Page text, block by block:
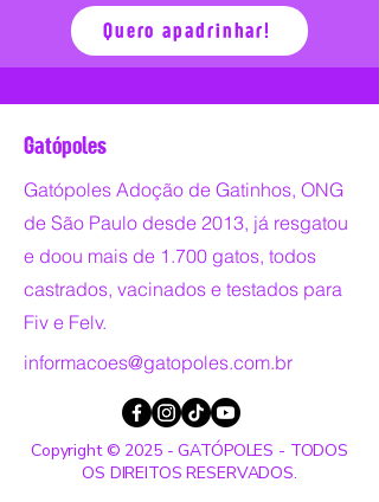
Quero apadrinhar!
Gatópoles
Gatópoles Adoção de Gatinhos, ONG
de São Paulo desde 2013, já resgatou
e doou mais de 1.700 gatos, todos
castrados, vacinados e testados para
Fiv e Felv.
informacoes@gatopoles.com.br
Copyright © 2025 - GATÓPOLES - TODOS
OS DIREITOS RESERVADOS.